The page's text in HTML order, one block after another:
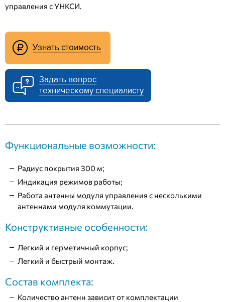
управления с УНКСИ.
Узнать стоимость
Задать вопрос
техническому специалисту
Функциональные возможности:
Радиус покрытия 300 м;
Индикация режимов работы;
Работа антенны модуля управления с несколькими
антеннами модуля коммутации.
Конструктивные особенности:
Легкий и герметичный корпус;
Легкий и быстрый монтаж.
Состав комплекта:
Количество антенн зависит от комплектации